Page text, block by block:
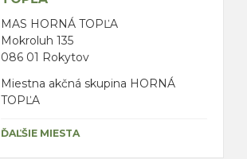
MAS HORNÁ TOPĽA
Mokroluh 135
086 01 Rokytov
Miestna akčná skupina HORNÁ
TOPĽA
ĎAĽŠIE MIESTA